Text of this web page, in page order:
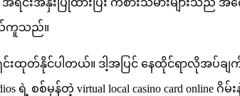
းအနှီးပြုထားပြီး ကစားသမားများသည် အ
ယ်ကူသည်။
းထုတ်နိုင်ပါတယ်။ ဒါ့အပြင် နေထိုင်ရာလိုအပ်
စစ်မှန်တဲ့ virtual local casino card online ဂိမ်